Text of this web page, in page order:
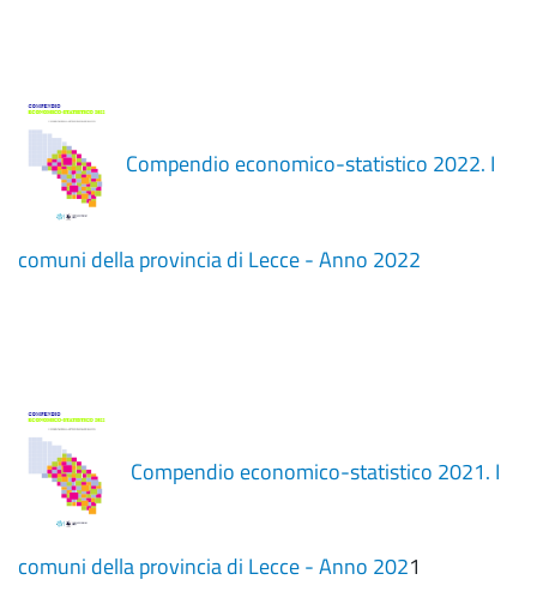
Compendio economico-statistico 2022. I
comuni della provincia di Lecce - Anno 2022
Compendio economico-statistico 2021. I
comuni della provincia di Lecce - Anno 2021